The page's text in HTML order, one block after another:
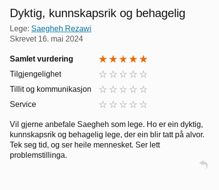
Dyktig, kunnskapsrik og behagelig
Lege: Saegheh Rezawi
Skrevet 16. mai 2024
Samlet vurdering
Tilgjengelighet
Tillit og kommunikasjon
Service
Vil gjerne anbefale Saegheh som lege. Ho er ein dyktig,
kunnskapsrik og behagelig lege, der ein blir tatt på alvor.
Tek seg tid, og ser heile mennesket. Ser lett
problemstillinga.